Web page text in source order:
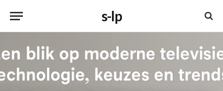
s-lp